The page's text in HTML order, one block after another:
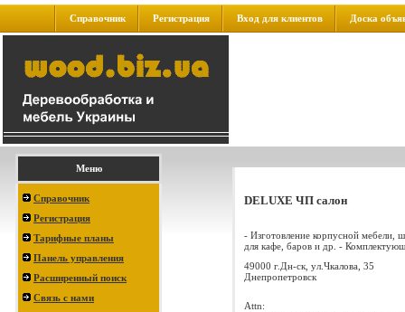
Справочник Регистрация Вход для клиентов Доска
Меню
Справочник
Регистрация
Тарифные планы
Панель управления
Расширенный поиск
Связь с нами
DELUXE ЧП салон
- Изготовление корпусной мебели,
для кафе, баров и др. -
49000 г.Дн-ск, ул.Чкалова, 35
Днепропетровск
Attn: